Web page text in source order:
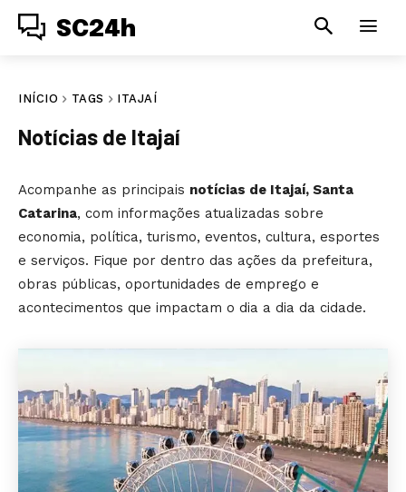
SC24h
INÍCIO TAGS ITAJAÍ
Notícias de Itajaí
Acompanhe as principais notícias de Itajaí, Santa
Catarina, com informações atualizadas sobre
economia, política, turismo, eventos, cultura, esportes
e serviços. Fique por dentro das ações da prefeitura,
obras públicas, oportunidades de emprego e
acontecimentos que impactam o dia a dia da cidade.